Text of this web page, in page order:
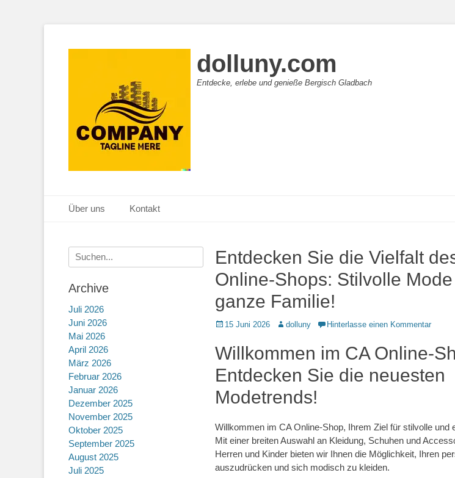
dolluny.com
Entdecke, erlebe und genieße Bergisch Gladbach
Primäres Menü
Zum
Inhalt
Über uns Kontakt
Entdecken Sie die Vielfalt
Online-Shops: Stilvolle
ganze Familie!
Posted
15 Juni 2026 Autordolluny Hinterlasse einen Kommentar
Willkommen im CA Online-
Entdecken Sie die neuesten
Modetrends!
Willkommen im CA Online-Shop, Ihrem Ziel für stilvolle und
Mit einer breiten Auswahl an Kleidung, Schuhen und
Herren und Kinder bieten wir Ihnen die Möglichkeit, Ihren
auszudrücken und sich modisch zu kleiden.
Suche
nach:
Archive
Juli 2026
Juni 2026
Mai 2026
April 2026
März 2026
Februar 2026
Januar 2026
Dezember 2025
November 2025
Oktober 2025
September 2025
August 2025
Juli 2025